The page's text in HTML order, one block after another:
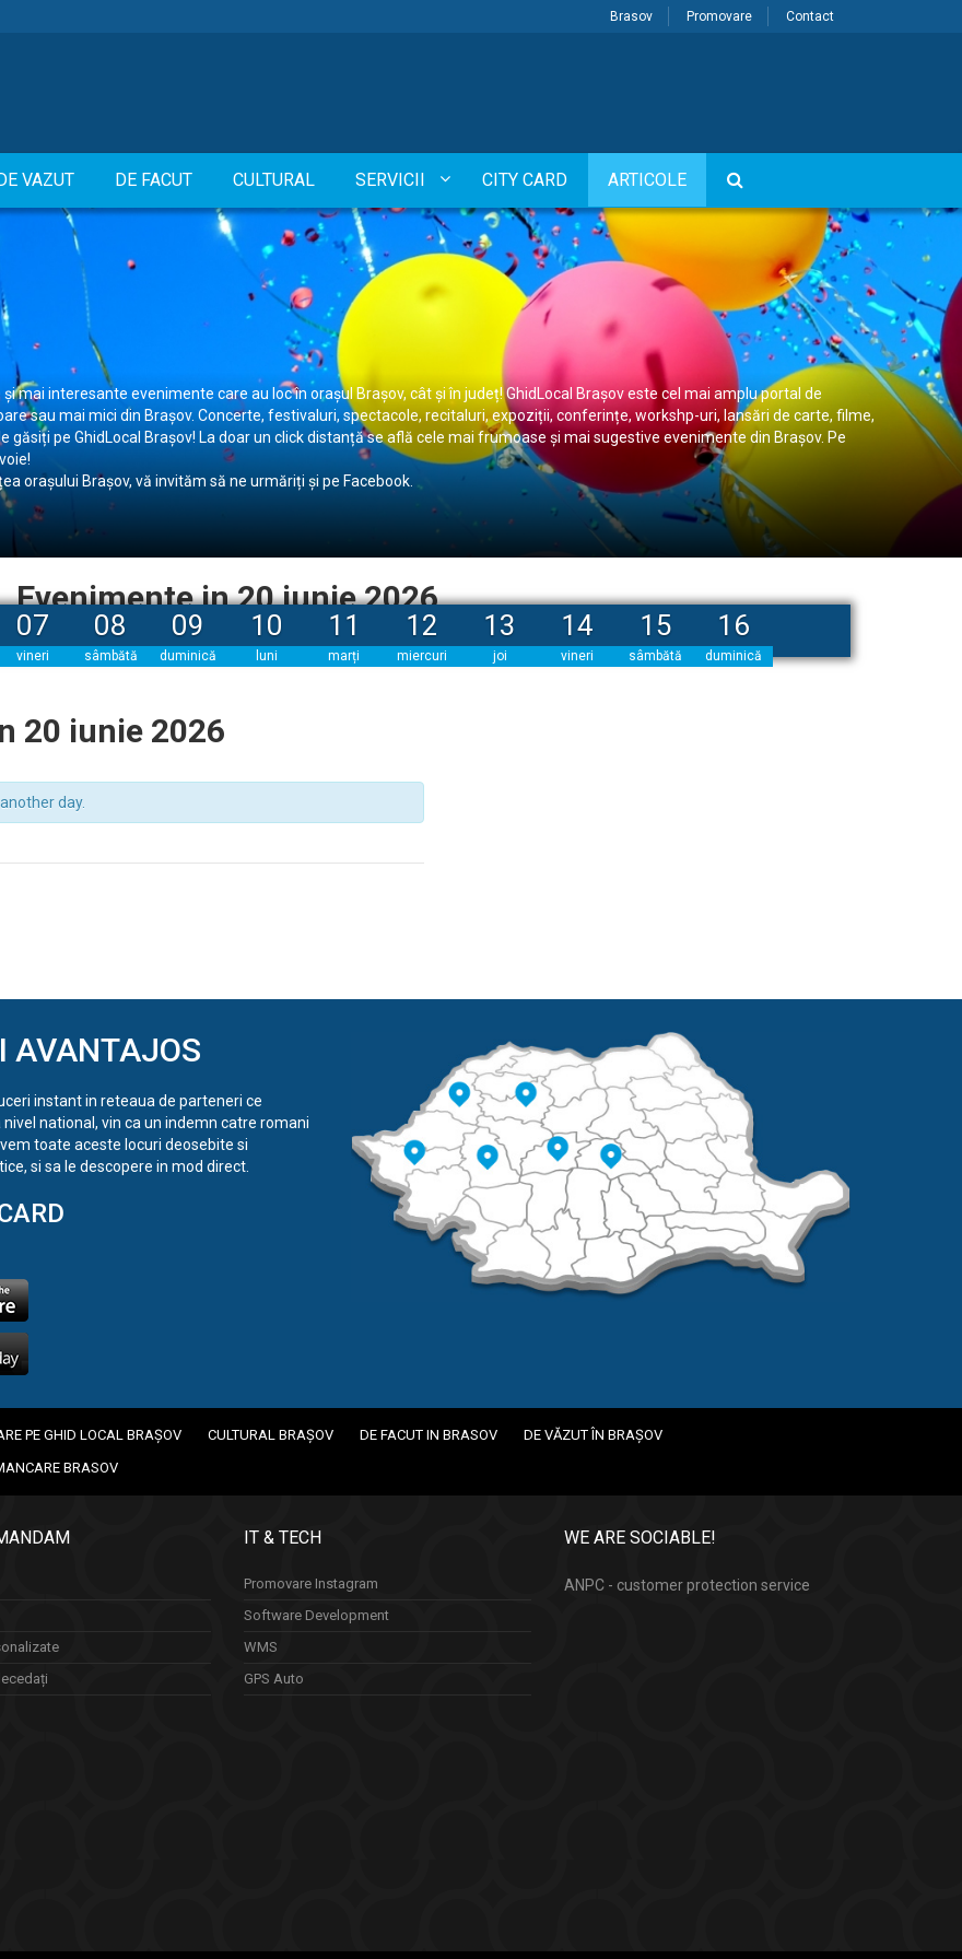
Brasov Promovare Contact
VAZUT DE FACUT CULTURAL SERVICII CITY CARD ARTICOLE
mai interesante evenimente care au loc în orașul Brașov, cât și în județ! GhidLocal Brașov este cel mai amplu portal de
sau mai mici din Brașov. Concerte, festivaluri, spectacole, recitaluri, expoziții, conferințe, workshp-uri, lansări de carte, filme,
pe GhidLocal Brașov! La doar un click distanță se află cele mai frumoase și mai sugestive evenimente din Brașov. Pe
orașului Brașov, vă invităm să ne urmăriți și pe Facebook.
Evenimente in 20 iunie 2026
07
vineri
08
sâmbătă
09
duminică
10
luni
11
marți
12
miercuri
13
joi
14
vineri
15
sâmbătă
16
duminică
20 iunie 2026
another day.
AVANTAJOS
instant in reteaua de parteneri ce
national, vin ca un indemn catre romani
toate aceste locuri deosebite si
si sa le descopere in mod direct.
PE GHID LOCAL BRAȘOV CULTURAL BRAȘOV DE FACUT IN BRASOV
DE VĂZUT ÎN BRAȘOV
BRASOV
IT & TECH
Promovare Instagram
Software Development
WMS
GPS Auto
WE ARE SOCIABLE!
ANPC - customer protection service